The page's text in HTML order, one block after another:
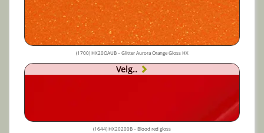
(1700) HX20OAUB – Glitter Aurora Orange Gloss HX
Velg..
(1644) HX20200B – Blood red gloss